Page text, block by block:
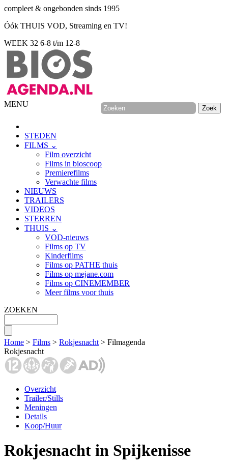
compleet & ongebonden sinds 1995
Óók THUIS VOD, Streaming en TV!
WEEK 32 6-8 t/m 12-8
MENU
STEDEN
FILMS ⌄
Film overzicht
Films in bioscoop
Premierefilms
Verwachte films
NIEUWS
TRAILERS
VIDEOS
STERREN
THUIS ⌄
VOD-nieuws
Films op TV
Kinderfilms
Films op PATHE thuis
Films op mejane.com
Films op CINEMEMBER
Meer films voor thuis
ZOEKEN
Home > Films > Rokjesnacht > Filmagenda
Rokjesnacht
Overzicht
Trailer/Stills
Meningen
Details
Koop/Huur
Rokjesnacht in Spijkenisse